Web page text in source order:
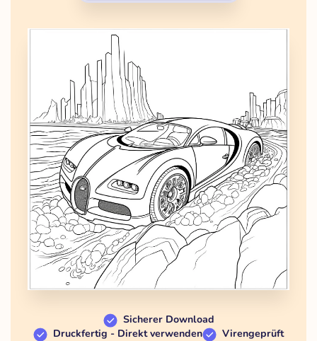
Sicherer Download
Druckfertig - Direkt verwenden
Virengeprüft